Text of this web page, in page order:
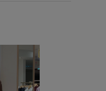
きちんと感 きれいめ